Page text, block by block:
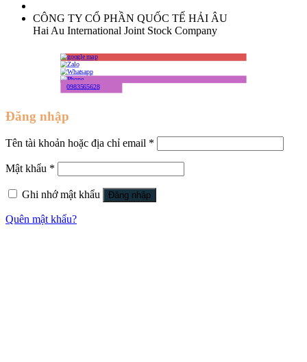
CÔNG TY CỔ PHẦN QUỐC TẾ HẢI ÂU
Hai Au International Joint Stock Company
0983565628
Đăng nhập
Tên tài khoản hoặc địa chỉ email *
Mật khẩu *
Ghi nhớ mật khẩu Đăng nhập
Quên mật khẩu?